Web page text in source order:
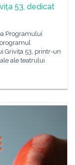
53, dedicat
Programului
Grivița 53, printr-un
ale teatrului